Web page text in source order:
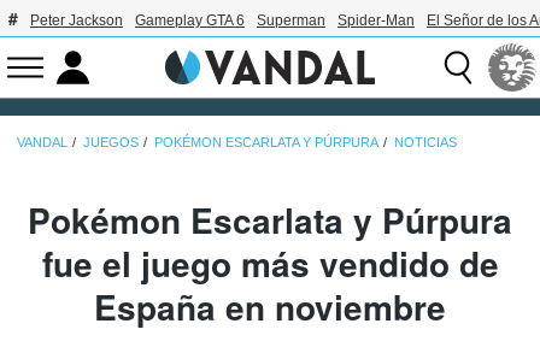
Peter Jackson Gameplay GTA 6 Superman Spider-Man El Señor de los
VANDAL JUEGOS POKÉMON ESCARLATA Y PÚRPURA NOTICIAS
Pokémon Escarlata y Púrpura
fue el juego más vendido de
España en noviembre